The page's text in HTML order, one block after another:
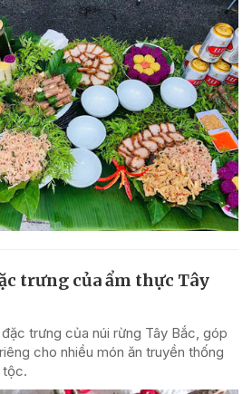
trưng của ẩm thực Tây
trưng của núi rừng Tây Bắc, góp
cho nhiều món ăn truyền thống
tộc.